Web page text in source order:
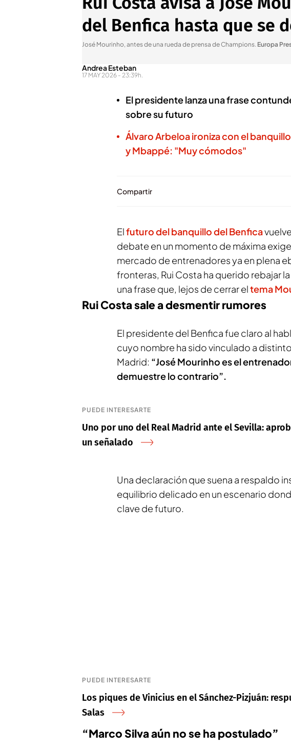
del Benfica hasta que se
José Mourinho, antes de una rueda de prensa de Champions. Europa
Andrea Esteban
17 MAY 2026 - 23:39h.
El presidente lanza una frase
sobre su futuro
Álvaro Arbeloa ironiza con el
y Mbappé: "Muy cómodos"
Compartir
Elfuturo del banquillo del Benfica
debate en un momento de máxima
mercado de entrenadores ya en plena
fronteras, Rui Costa ha querido rebajar
una frase que, lejos de cerrar eltema
Rui Costa sale a desmentir rumores
El presidente del Benfica fue claro al
cuyo nombre ha sido vinculado a
Madrid: “José Mourinho es el
demuestre lo contrario”.
PUEDE INTERESARTE
Uno por uno del Real Madrid ante el Sevilla:
un señalado
Una declaración que suena a respaldo
equilibrio delicado en un escenario
clave de futuro.
PUEDE INTERESARTE
Los piques de Vinicius en el Sánchez-Pizjuán:
Salas
“Marco Silva aún no se ha postulado”